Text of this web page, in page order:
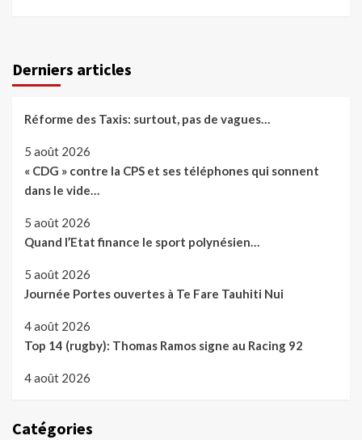
Derniers articles
Réforme des Taxis: surtout, pas de vagues…
5 août 2026
« CDG » contre la CPS et ses téléphones qui sonnent
dans le vide…
5 août 2026
Quand l’Etat finance le sport polynésien…
5 août 2026
Journée Portes ouvertes à Te Fare Tauhiti Nui
4 août 2026
Top 14 (rugby): Thomas Ramos signe au Racing 92
4 août 2026
Catégories